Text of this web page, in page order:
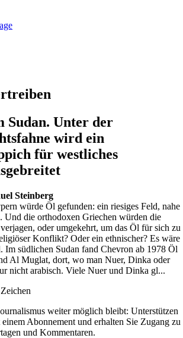
Unter der
wird ein
für westliches
Steinberg
würde Öl gefunden: ein riesiges Feld, nahe
Und die orthodoxen Griechen würden die
oder umgekehrt, um das Öl für sich zu
Konflikt? Oder ein ethnischer? Es wäre
Im südlichen Sudan fand Chevron ab 1978 Öl
Al Muglat, dort, wo man Nuer, Dinka oder
nicht arabisch. Viele Nuer und Dinka gl...
weiter möglich bleibt: Unterstützen
Abonnement und erhalten Sie Zugang zu
und Kommentaren.